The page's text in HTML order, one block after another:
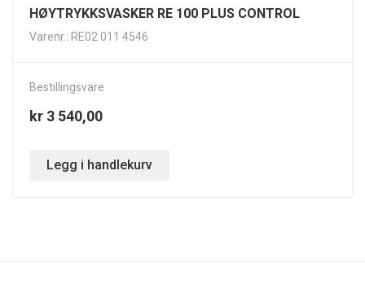
HØYTRYKKSVASKER RE 100 PLUS CONTROL
Varenr.: RE02 011 4546
Bestillingsvare
kr 3 540,00
Legg i handlekurv